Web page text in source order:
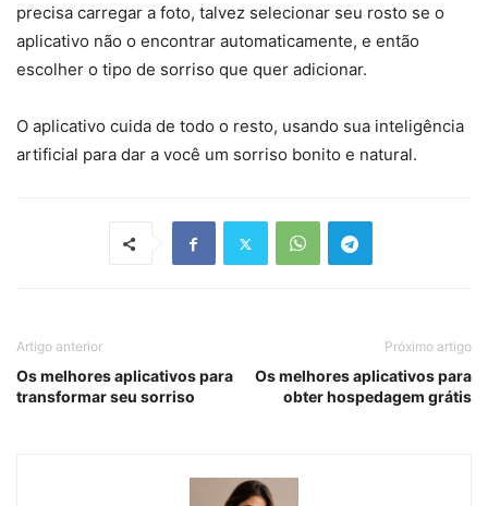
precisa carregar a foto, talvez selecionar seu rosto se o
aplicativo não o encontrar automaticamente, e então
escolher o tipo de sorriso que quer adicionar.
O aplicativo cuida de todo o resto, usando sua inteligência
artificial para dar a você um sorriso bonito e natural.
Artigo anterior
Os melhores aplicativos para
transformar seu sorriso
Próximo artigo
Os melhores aplicativos para
obter hospedagem grátis